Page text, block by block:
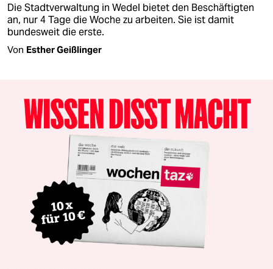
Die Stadtverwaltung in Wedel bietet den Beschäftigten
an, nur 4 Tage die Woche zu arbeiten. Sie ist damit
bundesweit die erste.
Von Esther Geißlinger